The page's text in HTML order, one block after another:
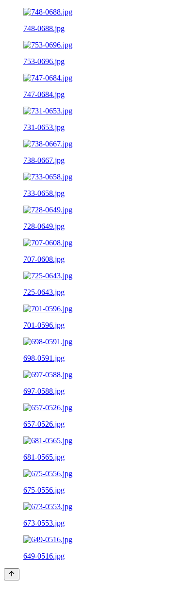
748-0688.jpg
753-0696.jpg
747-0684.jpg
731-0653.jpg
738-0667.jpg
733-0658.jpg
728-0649.jpg
707-0608.jpg
725-0643.jpg
701-0596.jpg
698-0591.jpg
697-0588.jpg
657-0526.jpg
681-0565.jpg
675-0556.jpg
673-0553.jpg
649-0516.jpg